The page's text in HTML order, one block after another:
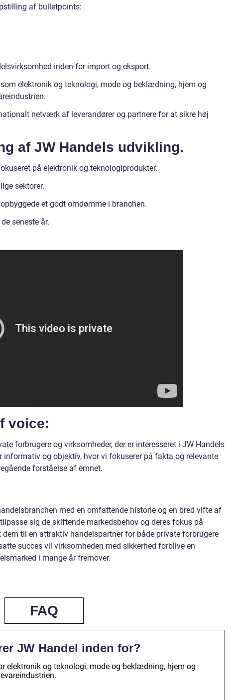
af bulletpoints:
inden for import og eksport.
elektronik og teknologi, mode og beklædning, hjem og
netværk af leverandører og partnere for at sikre høj
af JW Handels udvikling.
på elektronik og teknologiprodukter.
sektorer.
et godt omdømme i branchen.
seneste år.
voice:
forbrugere og virksomheder, der er interesseret i JW Handels
og objektiv, hvor vi fokuserer på fakta og relevante
forståelse af emnet.
med en omfattende historie og en bred vifte af
sig de skiftende markedsbehov og deres fokus på
til en attraktiv handelspartner for både private forbrugere
succes vil virksomheden med sikkerhed forblive en
i mange år fremover.
FAQ
JW Handel inden for?
elektronik og teknologi, mode og beklædning, hjem og